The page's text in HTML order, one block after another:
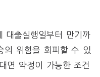
대출실행일부터 만기까
의 위험을 회피할 수 있
면 약정이 가능한 조건